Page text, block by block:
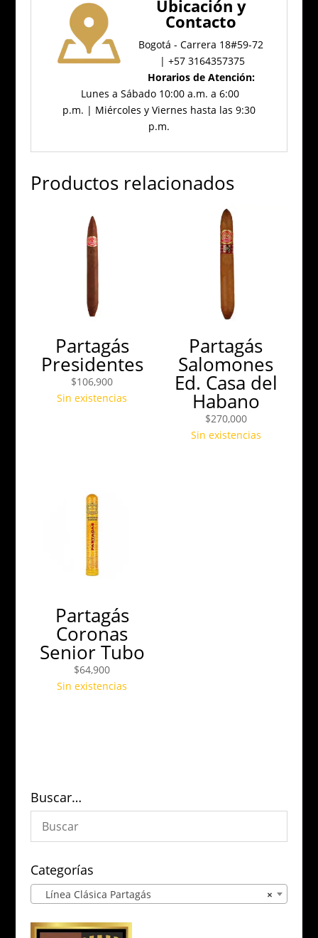
Ubicación y
Contacto
Bogotá - Carrera 18#59-72
| +57 3164357375
Horarios de Atención:
Lunes a Sábado 10:00 a.m. a 6:00
p.m. | Miércoles y Viernes hasta las 9:30
p.m.
Productos relacionados
Partagás
Presidentes
$106,900
Sin existencias
Partagás
Salomones
Ed. Casa del
Habano
$270,000
Sin existencias
Partagás
Coronas
Senior Tubo
$64,900
Sin existencias
Buscar…
Categorías
×
Línea Clásica Partagás